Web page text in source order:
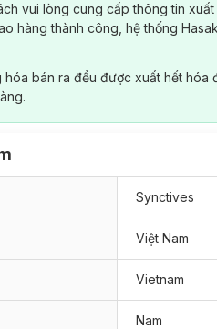
vui lòng cung cấp thông tin
hàng thành công, hệ thống
hóa bán ra đều được xuất hết hóa
Synctives
Việt Nam
Vietnam
Nam